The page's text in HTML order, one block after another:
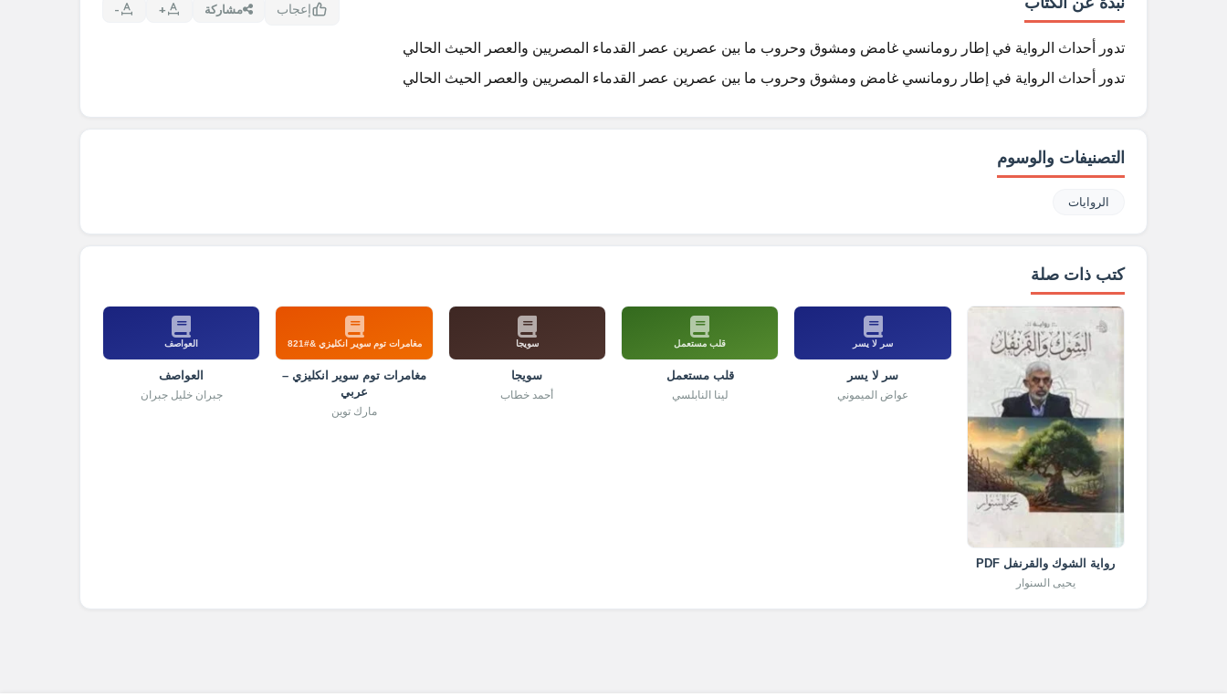
إعجاب مشاركة +
-
تدور أحداث الرواية في إطار رومانسي غامض ومشوق وحروب ما بين عصرين عصر القدماء المصريين والعصر الحيث الحالي
تدور أحداث الرواية في إطار رومانسي غامض ومشوق وحروب ما بين عصرين عصر القدماء المصريين والعصر الحيث الحالي
التصنيفات والوسوم
الروايات
كتب ذات صلة
رواية الشوك والقرنفل PDF
يحيى السنوار
سر لا يسر
سر لا يسر
عواض الميموني
قلب مستعمل
قلب مستعمل
لينا النابلسي
سويجا
سويجا
أحمد خطاب
مغامرات توم سوير انكليزي &#821
مغامرات توم سوير انكليزي –
عربي
مارك توين
العواصف
العواصف
جبران خليل جبران